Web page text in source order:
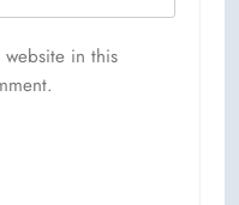
website in this